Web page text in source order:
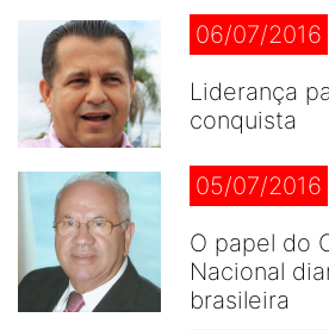
06/07/2016
Liderança
conquista
05/07/2016
O papel do
Nacional
brasileira